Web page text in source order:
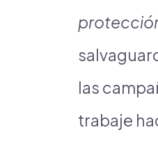
las
trabaje